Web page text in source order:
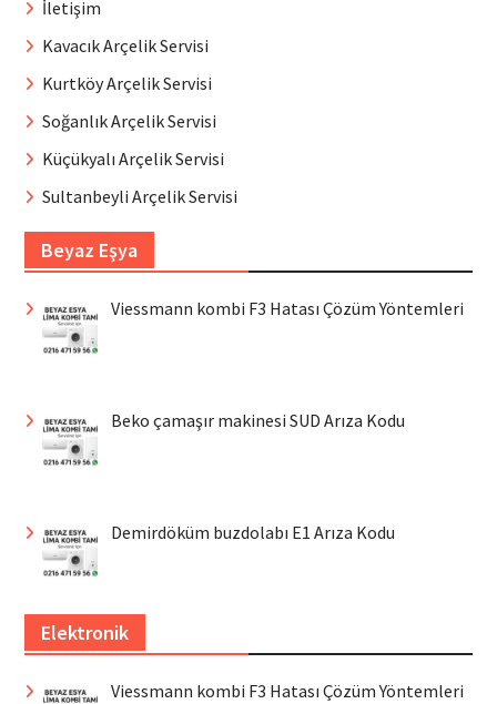
İletişim
Kavacık Arçelik Servisi
Kurtköy Arçelik Servisi
Soğanlık Arçelik Servisi
Küçükyalı Arçelik Servisi
Sultanbeyli Arçelik Servisi
Beyaz Eşya
Viessmann kombi F3 Hatası Çözüm Yöntemleri
Beko çamaşır makinesi SUD Arıza Kodu
Demirdöküm buzdolabı E1 Arıza Kodu
Elektronik
Viessmann kombi F3 Hatası Çözüm Yöntemleri